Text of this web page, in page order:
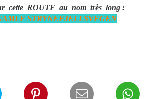
cette ROUTE au nom très long :
STRYNEFJELLSVEGEN